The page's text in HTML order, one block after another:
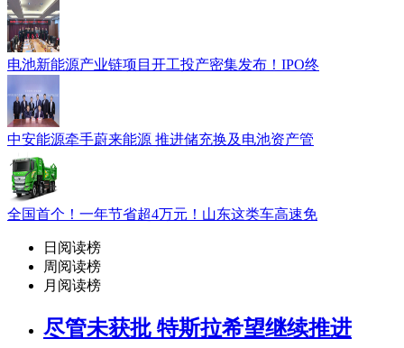
电池新能源产业链项目开工投产密集发布！IPO终
中安能源牵手蔚来能源 推进储充换及电池资产管
全国首个！一年节省超4万元！山东这类车高速免
日阅读榜
周阅读榜
月阅读榜
尽管未获批 特斯拉希望继续推进